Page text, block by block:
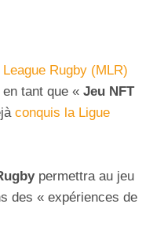
Rugby (MLR)
tant que « Jeu NFT
conquis la Ligue
permettra au jeu
des « expériences de